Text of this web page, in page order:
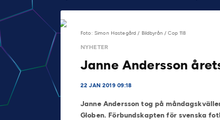
Foto: Simon Hastegård / Bildbyrån / Cop 118
NYHETER
Janne Andersson
22 JAN 2019 09:18
Janne Andersson tog på
Globen. Förbundskapten för svenska